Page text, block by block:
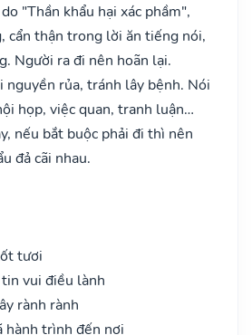
"Thần khẩu hại xác phầm",
cẩn thận trong lời ăn tiếng nói,
Người ra đi nên hoãn lại.
nguyền rủa, tránh lây bệnh. Nói
họp, việc quan, tranh luận…
nếu bắt buộc phải đi thì nên
đả cãi nhau.
tươi
vui điều lành
rành rành
hành trình đến nơi